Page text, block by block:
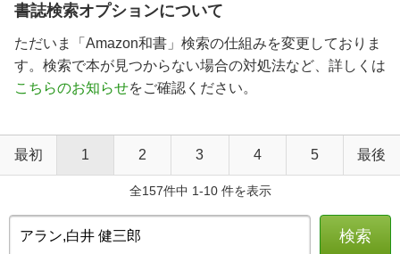
書誌検索オプションについて
ただいま「Amazon和書」検索の仕組みを変更しておりま
す。検索で本が見つからない場合の対処法など、詳しくは
こちらのお知らせをご確認ください。
最初 1 2 3 4 5 最後
全157件中 1-10 件を表示
検索